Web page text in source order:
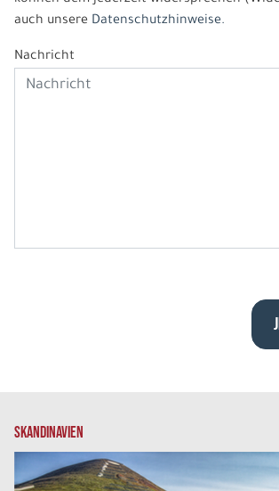
auch unsere Datenschutzhinweise.
Nachricht
SKANDINAVIEN